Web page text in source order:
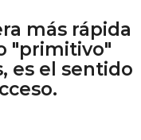
más rápida
"primitivo"
es el sentido